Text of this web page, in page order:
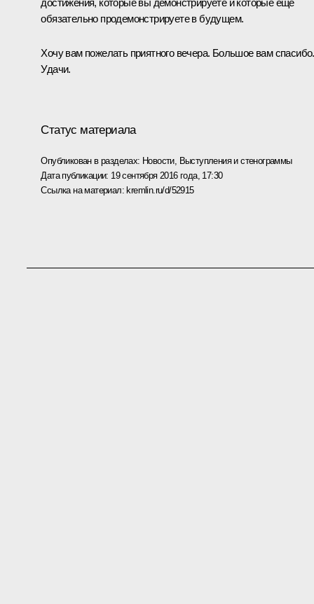
обязательно продемонстрируете в будущем.
Хочу вам пожелать приятного вечера. Большое вам спасибо.
Удачи.
Статус материала
Опубликован в разделах: Новости, Выступления и стенограммы
Дата публикации: 19 сентября 2016 года, 17:30
Ссылка на материал: kremlin.ru/d/52915